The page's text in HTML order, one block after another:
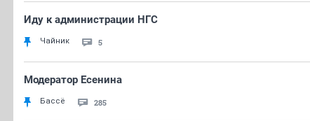
Иду к администрации НГС
Чайник 5
Модератор Есенина
Бассё 285